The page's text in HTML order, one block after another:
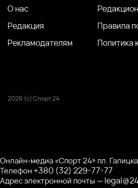
О нас
Редакция
Рекламодателям
Правила
Политика
2026 (с) Спорт 24
Онлайн-медиа «Спорт 24» пл.
Телефон +380 (32) 229-77-77
Адрес электронной почты —